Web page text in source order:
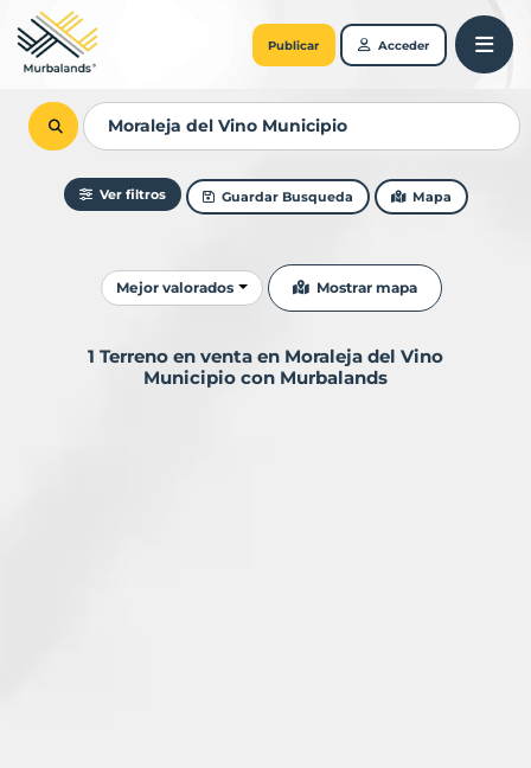
Publicar Acceder
Ver filtros Guardar Busqueda Mapa
Ordenar resultados
Mejor valorados Mostrar mapa
1 Terreno en venta en Moraleja del Vino
Municipio con Murbalands